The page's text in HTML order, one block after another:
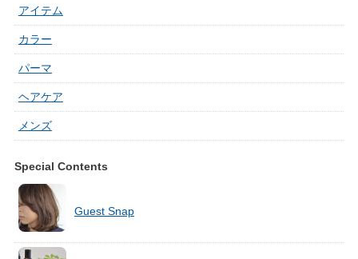
アイテム
カラー
パーマ
ヘアケア
メンズ
Special Contents
Guest Snap